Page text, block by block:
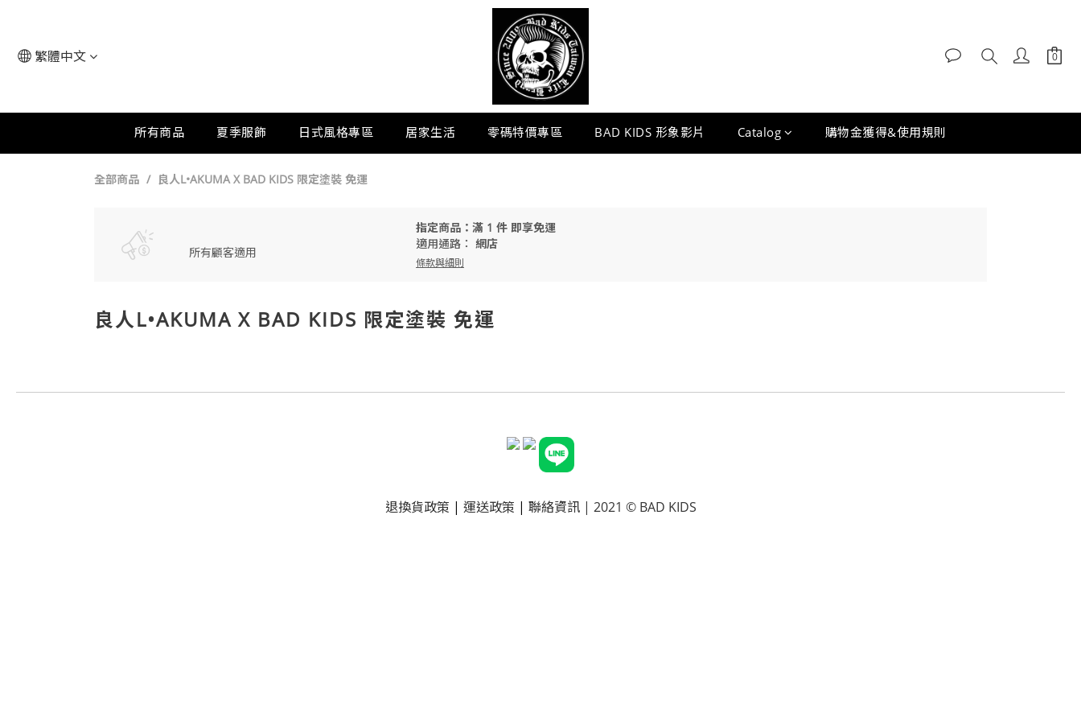
繁體中文
所有商品 夏季服飾 日式風格專區 居家生活 零碼特價專區 BAD KIDS 形象影片 Catalog 購物金獲得&使用規則
全部商品 良人L•AKUMA X BAD KIDS 限定塗裝 免運
所有顧客適用
指定商品：滿 1 件 即享免運
適用通路： 網店
條款與細則
良人L•AKUMA X BAD KIDS 限定塗裝 免運
退換貨政策 | 運送政策 | 聯絡資訊| 2021 © BAD KIDS